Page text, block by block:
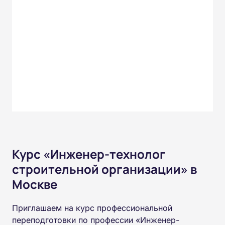
Курс «Инженер-технолог
строительной организации» в
Москве
Приглашаем на курс профессиональной
переподготовки по профессии «Инженер-